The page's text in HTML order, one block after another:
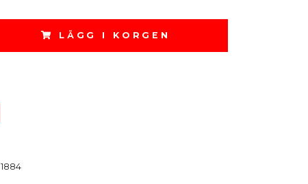
LÄGG I KORGEN
1884